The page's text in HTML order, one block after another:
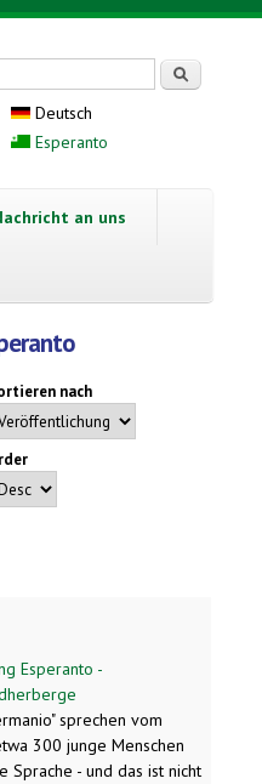
Deutsch
Esperanto
an uns
nach
Esperanto -
sprechen vom
300 junge Menschen
- und das ist nicht